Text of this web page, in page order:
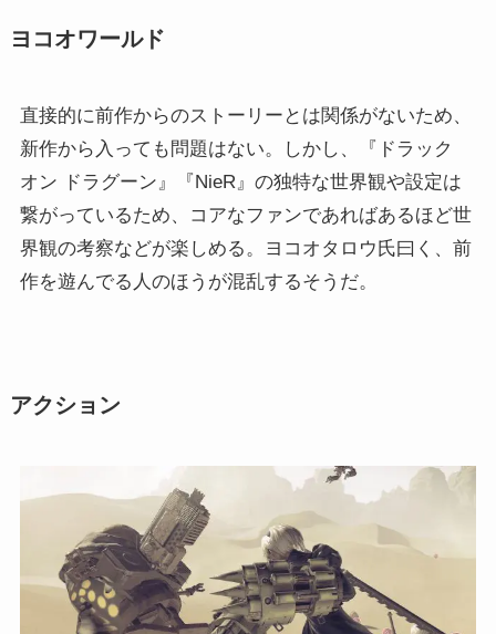
ヨコオワールド
直接的に前作からのストーリーとは関係がないため、
新作から入っても問題はない。しかし、『ドラック
オン ドラグーン』『NieR』の独特な世界観や設定は
繋がっているため、コアなファンであればあるほど世
界観の考察などが楽しめる。ヨコオタロウ氏曰く、前
作を遊んでる人のほうが混乱するそうだ。
アクション